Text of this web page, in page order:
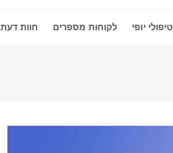
טיפולי יופי לקוחות מספרים חוות דעת